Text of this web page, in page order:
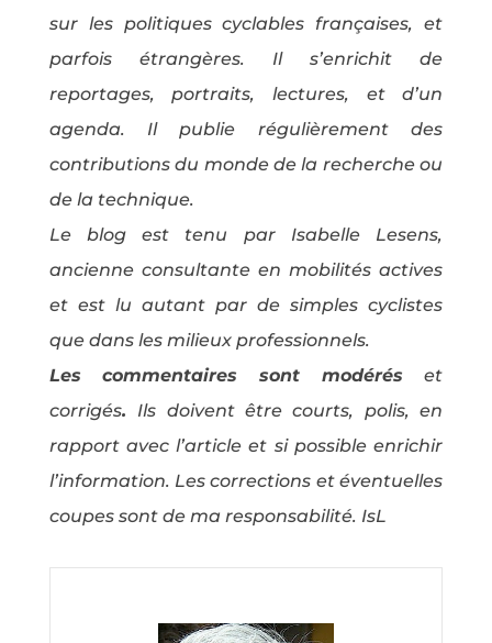
sur les politiques cyclables françaises, et
parfois étrangères. Il s’enrichit de
reportages, portraits, lectures, et d’un
agenda. Il publie régulièrement des
contributions du monde de la recherche ou
de la technique.
Le blog est tenu par Isabelle Lesens,
ancienne consultante en mobilités actives
et est lu autant par de simples cyclistes
que dans les milieux professionnels.
Les commentaires sont modéréset
corrigés. Ils doivent être courts, polis, en
rapport avec l’article et si possible enrichir
l’information. Les corrections et éventuelles
coupes sont de ma responsabilité. IsL